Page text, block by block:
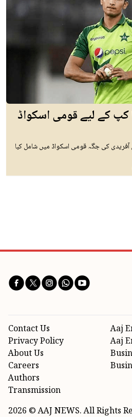
کے لیے قومی اسکواڈ
کی جگہ قومی اسکواڈ میں شامل کیا
Aaj
Aaj
Contact Us
Privacy Policy
About Us
Careers
Authors
Transmission
2026 © AAJ NEWS. All Rights